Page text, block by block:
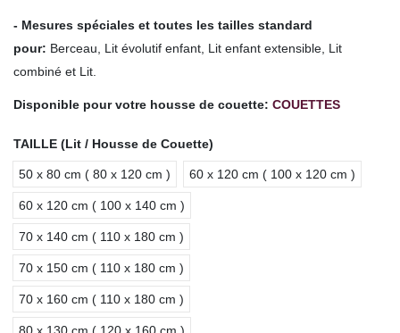
- Mesures spéciales et toutes les tailles standard
pour: Berceau, Lit évolutif enfant, Lit enfant extensible, Lit
combiné et Lit.
Disponible pour votre housse de couette: COUETTES
TAILLE (Lit / Housse de Couette)
50 x 80 cm ( 80 x 120 cm ) 60 x 120 cm ( 100 x 120 cm )
60 x 120 cm ( 100 x 140 cm )
70 x 140 cm ( 110 x 180 cm )
70 x 150 cm ( 110 x 180 cm )
70 x 160 cm ( 110 x 180 cm )